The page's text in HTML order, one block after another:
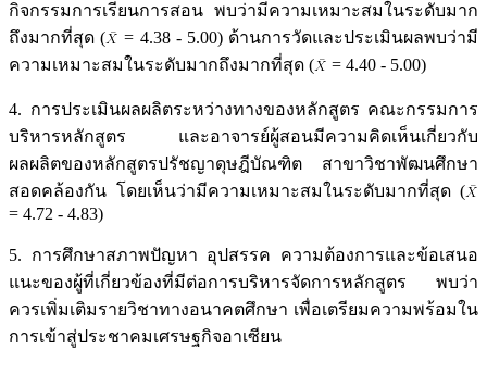
กิจกรรมการเรียนการสอน พบว่ามีความเหมาะสมในระดับมาก
ถึงมากที่สุด (
= 4.38 - 5.00) ด้านการวัดและประเมินผลพบว่ามี
ความเหมาะสมในระดับมากถึงมากที่สุด (
= 4.40 - 5.00)
4. การประเมินผลผลิตระหว่างทางของหลักสูตร คณะกรรมการ
บริหารหลักสูตร และอาจารย์ผู้สอนมีความคิดเห็นเกี่ยวกับ
ผลผลิตของหลักสูตรปรัชญาดุษฎีบัณฑิต สาขาวิชาพัฒนศึกษา
สอดคล้องกัน โดยเห็นว่ามีความเหมาะสมในระดับมากที่สุด (
= 4.72 - 4.83)
5. การศึกษาสภาพปัญหา อุปสรรค ความต้องการและข้อเสนอ
แนะของผู้ที่เกี่ยวข้องที่มีต่อการบริหารจัดการหลักสูตร พบว่า
ควรเพิ่มเติมรายวิชาทางอนาคตศึกษา เพื่อเตรียมความพร้อมใน
การเข้าสู่ประชาคมเศรษฐกิจอาเซียน